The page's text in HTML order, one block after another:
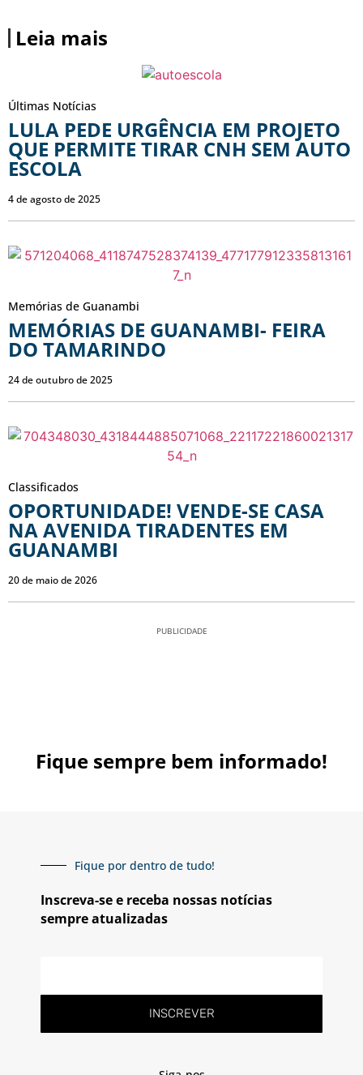
Leia mais
Últimas Notícias
LULA PEDE URGÊNCIA EM PROJETO
QUE PERMITE TIRAR CNH SEM AUTO
ESCOLA
4 de agosto de 2025
Memórias de Guanambi
MEMÓRIAS DE GUANAMBI- FEIRA
DO TAMARINDO
24 de outubro de 2025
Classificados
OPORTUNIDADE! VENDE-SE CASA
NA AVENIDA TIRADENTES EM
GUANAMBI
20 de maio de 2026
PUBLICIDADE
Fique sempre bem informado!
Fique por dentro de tudo!
Inscreva-se e receba nossas notícias
sempre atualizadas
INSCREVER